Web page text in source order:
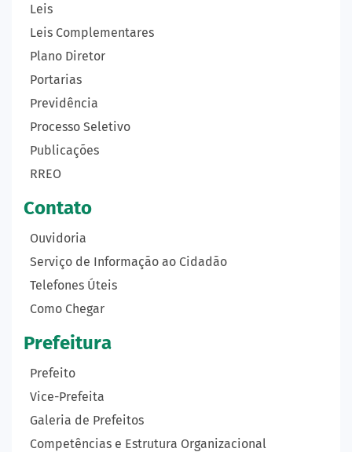
Leis
Leis Complementares
Plano Diretor
Portarias
Previdência
Processo Seletivo
Publicações
RREO
Contato
Ouvidoria
Serviço de Informação ao Cidadão
Telefones Úteis
Como Chegar
Prefeitura
Prefeito
Vice-Prefeita
Galeria de Prefeitos
Competências e Estrutura Organizacional